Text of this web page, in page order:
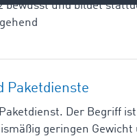
und bildet
Paketdienste
Der Begriff
geringen Gewicht